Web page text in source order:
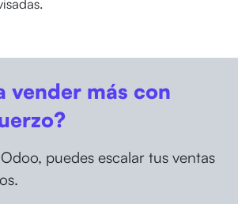
vender más con
puedes escalar tus ventas